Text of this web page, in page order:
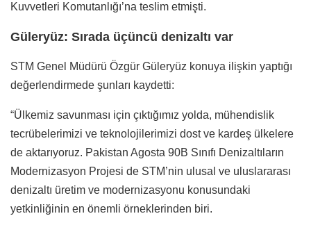
Kuvvetleri Komutanlığı’na teslim etmişti.
Güleryüz: Sırada üçüncü denizaltı var
STM Genel Müdürü Özgür Güleryüz konuya ilişkin yaptığı
değerlendirmede şunları kaydetti:
“Ülkemiz savunması için çıktığımız yolda, mühendislik
tecrübelerimizi ve teknolojilerimizi dost ve kardeş ülkelere
de aktarıyoruz. Pakistan Agosta 90B Sınıfı Denizaltıların
Modernizasyon Projesi de STM’nin ulusal ve uluslararası
denizaltı üretim ve modernizasyonu konusundaki
yetkinliğinin en önemli örneklerinden biri.